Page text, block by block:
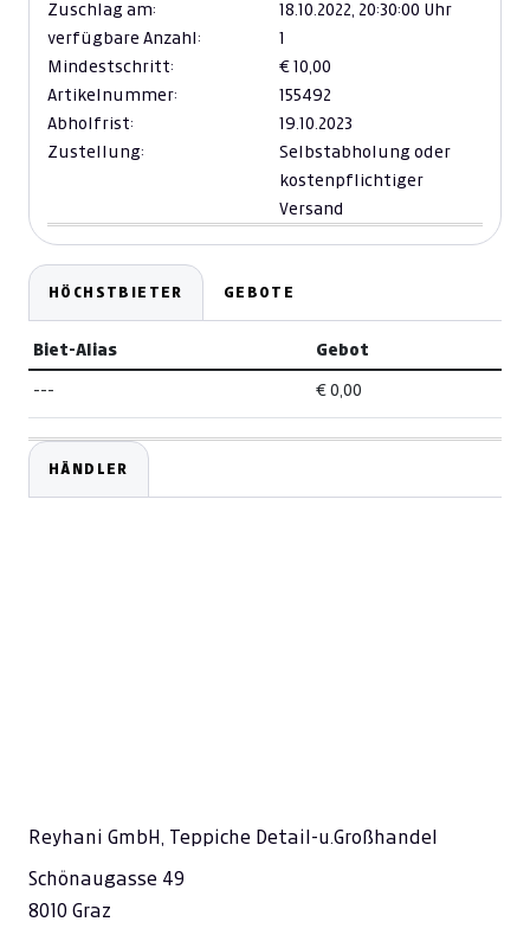
Zuschlag am:
18.10.2022, 20:30:00 Uhr
verfügbare Anzahl:
1
Mindestschritt:
€ 10,00
Artikelnummer:
155492
Abholfrist:
19.10.2023
Zustellung:
Selbstabholung oder
kostenpflichtiger
Versand
HÖCHSTBIETER GEBOTE
Biet-Alias Gebot
--- € 0,00
HÄNDLER
Reyhani GmbH, Teppiche Detail-u.Großhandel
Schönaugasse 49
8010 Graz